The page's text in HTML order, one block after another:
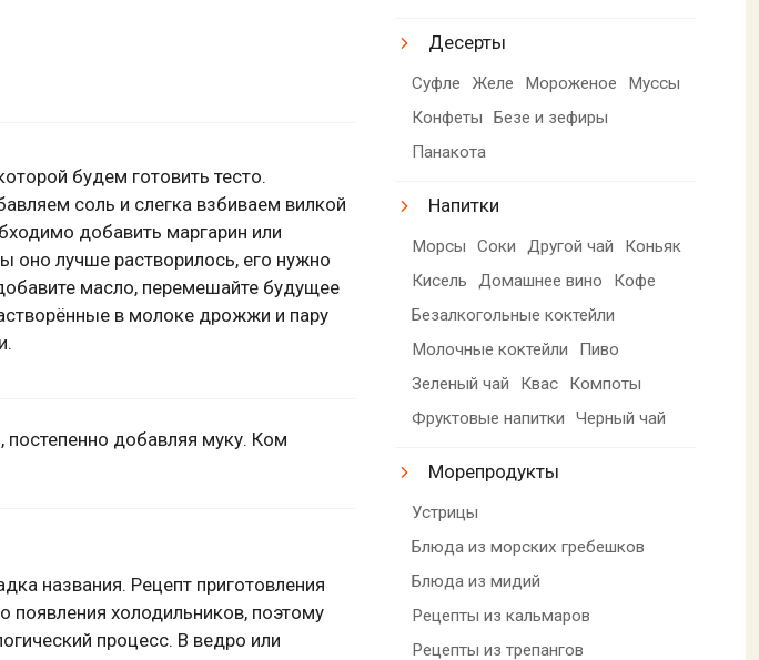
будем готовить тесто.
соль и слегка взбиваем вилкой
добавить маргарин или
оно лучше растворилось, его нужно
масло, перемешайте будущее
в молоке дрожжи и пару
добавляя муку. Ком
названия. Рецепт приготовления
появления холодильников, поэтому
процесс. В ведро или
Десерты
Суфле Желе Мороженое
Муссы
Конфеты
Безе и зефиры
Панакота
Напитки
Морсы Соки Другой чай
Коньяк
Кисель
Домашнее вино
Кофе
Безалкогольные коктейли
Молочные коктейли
Пиво
Зеленый чай
Квас
Компоты
Фруктовые напитки
Черный чай
Морепродукты
Устрицы
Блюда из морских гребешков
Блюда из мидий
Рецепты из кальмаров
Рецепты из трепангов